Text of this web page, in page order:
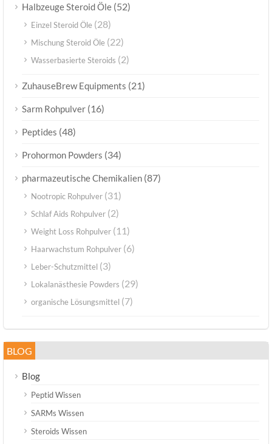
Halbzeuge Steroid Öle (52)
Einzel Steroid Öle (28)
Mischung Steroid Öle (22)
Wasserbasierte Steroids (2)
ZuhauseBrew Equipments (21)
Sarm Rohpulver (16)
Peptides (48)
Prohormon Powders (34)
pharmazeutische Chemikalien (87)
Nootropic Rohpulver (31)
Schlaf Aids Rohpulver (2)
Weight Loss Rohpulver (11)
Haarwachstum Rohpulver (6)
Leber-Schutzmittel (3)
Lokalanästhesie Powders (29)
organische Lösungsmittel (7)
BLOG
Blog
Peptid Wissen
SARMs Wissen
Steroids Wissen